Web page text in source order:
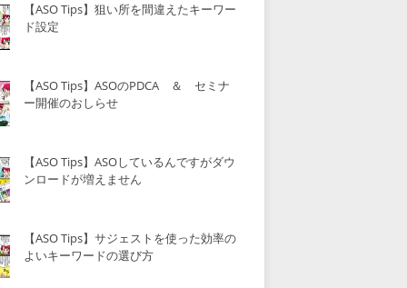
【ASO Tips】狙い所を間違えたキーワー
ド設定
【ASO Tips】ASOのPDCA ＆ セミナ
ー開催のおしらせ
【ASO Tips】ASOしているんですがダウ
ンロードが増えません
【ASO Tips】サジェストを使った効率の
よいキーワードの選び方